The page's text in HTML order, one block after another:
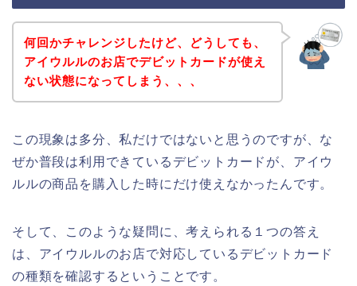
何回かチャレンジしたけど、どうしても、
アイウルルのお店でデビットカードが使え
ない状態になってしまう、、、
この現象は多分、私だけではないと思うのですが、な
ぜか普段は利用できているデビットカードが、アイウ
ルルの商品を購入した時にだけ使えなかったんです。
そして、このような疑問に、考えられる１つの答え
は、アイウルルのお店で対応しているデビットカード
の種類を確認するということです。